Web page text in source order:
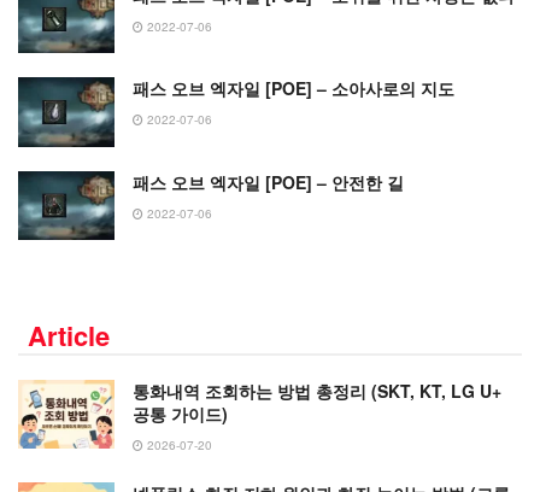
2022-07-06
패스 오브 엑자일 [POE] – 소아사로의 지도
2022-07-06
패스 오브 엑자일 [POE] – 안전한 길
2022-07-06
Article
통화내역 조회하는 방법 총정리 (SKT, KT, LG U+
공통 가이드)
2026-07-20